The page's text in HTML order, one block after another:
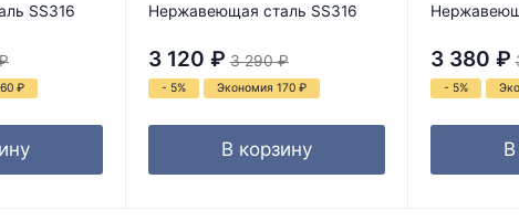
SS316
₽
Нержавеющая сталь SS316
3 120 ₽ 3 290 ₽
- 5% Экономия 170 ₽
В корзину
3 380 ₽
- 5%
В